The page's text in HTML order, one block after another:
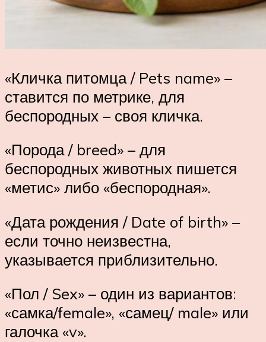
«Кличка питомца / Pets name» –
ставится по метрике, для
беспородных – своя кличка.
«Порода / breed» – для
беспородных животных пишется
«метис» либо «беспородная».
«Дата рождения / Date of birth» –
если точно неизвестна,
указывается приблизительно.
«Пол / Sex» – один из вариантов:
«самка/female», «самец/ male» или
галочка «v».